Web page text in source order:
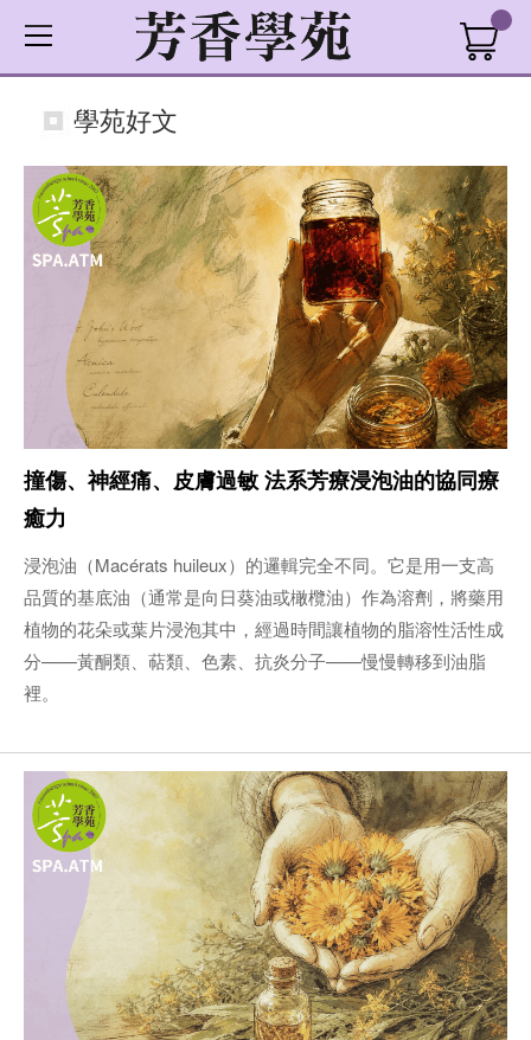
學苑好文
撞傷、神經痛、皮膚過敏 法系芳療浸泡油的協同療
癒力
浸泡油（Macérats huileux）的邏輯完全不同。它是用一支高
品質的基底油（通常是向日葵油或橄欖油）作為溶劑，將藥用
植物的花朵或葉片浸泡其中，經過時間讓植物的脂溶性活性成
分——黃酮類、萜類、色素、抗炎分子——慢慢轉移到油脂
裡。